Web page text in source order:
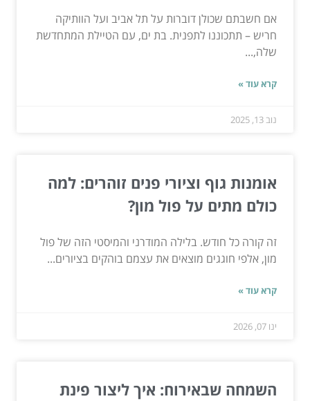
אם חשבתם שכולן דוברות על תל אביב ועל הוותיקה
חריש – תתכוננו לתפנית. בת ים, עם הטיילת המתחדשת
שלה,...
קרא עוד »
נוב 13, 2025
אומנות גוף וציורי פנים זוהרים: למה
כולם מתים על פול מון?
זה קורה כל חודש. בלילה המודרני והמיסטי הזה של פול
מון, אלפי חוגגים מוצאים את עצמם בוהקים בציורים...
קרא עוד »
ינו 07, 2026
השמחה שבאירוח: איך ליצור פינת